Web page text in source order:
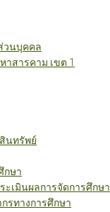
วนบุคคล
าสารคาม เขต 1
นทรัพย์
กษา
เมินผลการจัดการศึกษา
รทางการศึกษา